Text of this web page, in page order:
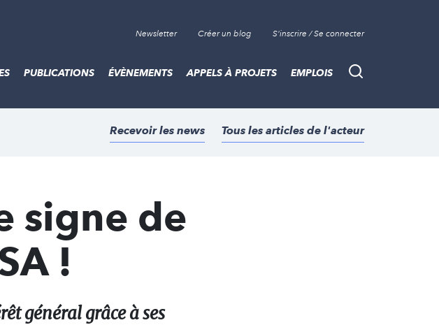
Newsletter Créer un blog S'inscrire / Se connecter
Recherche
PUBLICATIONS ÉVÈNEMENTS APPELS À PROJETS EMPLOIS
Recevoir les news Tous les articles de l'acteur
signe de
!
général grâce à ses